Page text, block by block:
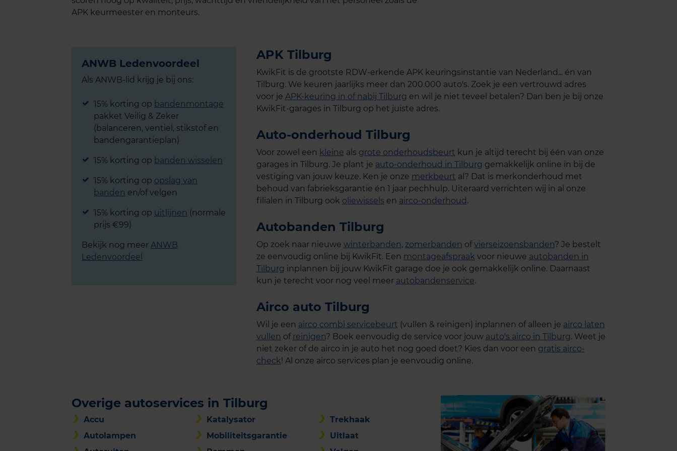
APK keurmeester en monteurs.
ANWB Ledenvoordeel
Als ANWB-lid krijg je bij ons:
15% korting op bandenmontage
pakket Veilig & Zeker
(balanceren, ventiel, stikstof en
bandengarantieplan)
15% korting op banden wisselen
15% korting op opslag van
banden en/of velgen
15% korting op uitlijnen (normale
prijs €99)
Bekijk nog meer ANWB
Ledenvoordeel
APK Tilburg
KwikFit is de grootste RDW-erkende APK keuringsinstantie van Nederland... én van
Tilburg. We keuren jaarlijks meer dan 200.000 auto's. Zoek je een vertrouwd adres
voor je APK-keuring in of nabij Tilburg en wil je niet teveel betalen? Dan ben je bij onze
KwikFit-garages in Tilburg op het juiste adres.
Auto-onderhoud Tilburg
Voor zowel een kleine als grote onderhoudsbeurt kun je altijd terecht bij één van onze
garages in Tilburg. Je plant je auto-onderhoud in Tilburg gemakkelijk online in bij de
vestiging van jouw keuze. Ken je onze merkbeurt al? Dat is merkonderhoud met
behoud van fabrieksgarantie én 1 jaar pechhulp. Uiteraard verrichten wij in al onze
filialen in Tilburg ook oliewissels en airco-onderhoud .
Autobanden Tilburg
Op zoek naar nieuwe winterbanden, zomerbanden ofvierseizoensbanden? Je bestelt
ze eenvoudig online bij KwikFit. Een montageafspraak voor nieuwe autobanden in
Tilburg inplannen bij jouw KwikFit garage doe je ook gemakkelijk online. Daarnaast
kun je terecht voor nog veel meer autobandenservice.
Airco auto Tilburg
Wil je een airco combi servicebeurt (vullen & reinigen) inplannen of alleen je airco laten
vullen of reinigen? Boek eenvoudig de service voor jouw auto's airco in Tilburg. Weet je
niet zeker of de airco in je auto het nog goed doet? Kies dan voor een gratis airco-
check! Al onze airco services plan je eenvoudig online.
Overige autoservices in Tilburg
Accu
Autolampen
Katalysator
Mobiliteitsgarantie
Trekhaak
Uitlaat